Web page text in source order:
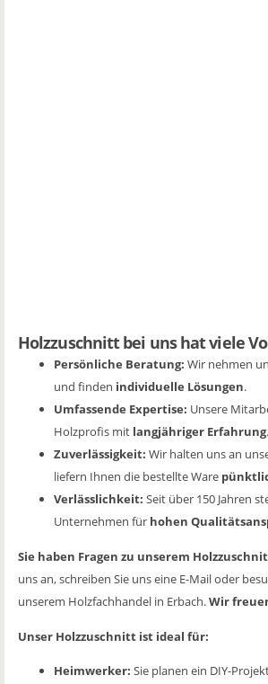
Holzzuschnitt bei uns hat viele
Persönliche Beratung: Wir nehmen
und finden individuelle Lösungen.
Umfassende Expertise: Unsere
Holzprofis mit langjähriger Erfahrung.
Zuverlässigkeit: Wir halten uns an
liefern Ihnen die bestellte Ware
Verlässlichkeit: Seit über 150 Jahren
Unternehmen für hohen
Sie haben Fragen zu unserem
uns an, schreiben Sie uns eine E-Mail oder
unserem Holzfachhandel in Erbach.Wir
Unser Holzzuschnitt ist ideal für:
Heimwerker: Sie planen ein DIY-